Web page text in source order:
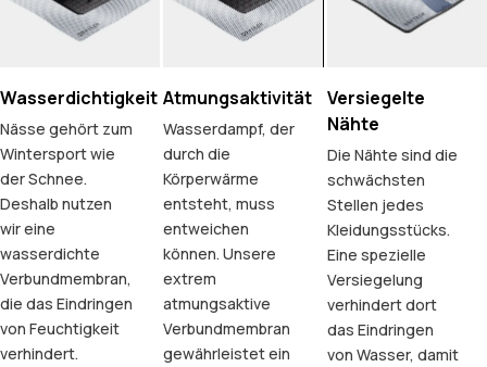
Wasserdichtigkeit
Nässe gehört zum
Wintersport wie
der Schnee.
Deshalb nutzen
wir eine
wasserdichte
Verbundmembran,
die das Eindringen
von Feuchtigkeit
verhindert.
Atmungsaktivität
Wasserdampf, der
durch die
Körperwärme
entsteht, muss
entweichen
können. Unsere
extrem
atmungsaktive
Verbundmembran
gewährleistet ein
Versiegelte
Nähte
Die Nähte sind die
schwächsten
Stellen jedes
Kleidungsstücks.
Eine spezielle
Versiegelung
verhindert dort
das Eindringen
von Wasser, damit